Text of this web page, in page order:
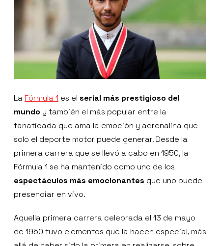
La Fórmula 1 es el serial más prestigioso del
mundo y también el más popular entre la
fanaticada que ama la emoción y adrenalina que
solo el deporte motor puede generar. Desde la
primera carrera que se llevó a cabo en 1950, la
Fórmula 1 se ha mantenido como uno de los
espectáculos más emocionantes que uno puede
presenciar en vivo.
Aquella primera carrera celebrada el 13 de mayo
de 1950 tuvo elementos que la hacen especial, más